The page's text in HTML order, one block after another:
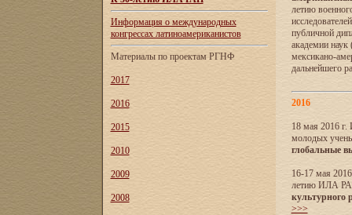
Информация о международных
конгрессах латиноамериканистов
Материалы по проектам РГНФ
2017
2016
2015
2010
2009
2008
летию
публичной
академии
мексикано-
дальнейшего
2016
18 мая 2016 г.
молодых
глобальные
16-17 мая
летию ИЛА
культурного
>>>